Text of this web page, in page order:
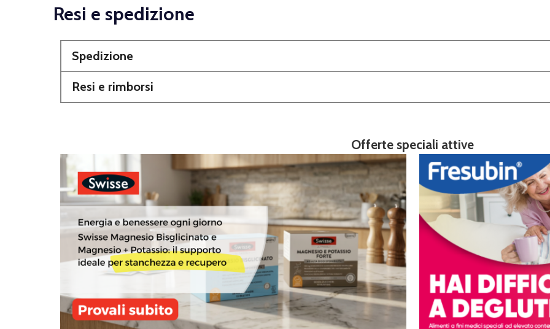
Resi e spedizione
Spedizione
Resi e rimborsi
Offerte speciali attive